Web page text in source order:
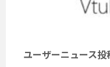
ユーザーニュース